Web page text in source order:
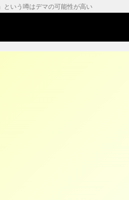
という噂はデマの可能性が高い